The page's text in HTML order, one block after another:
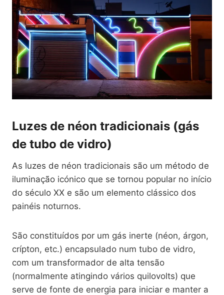
Luzes de néon tradicionais (gás
de tubo de vidro)
As luzes de néon tradicionais são um método de
iluminação icónico que se tornou popular no início
do século XX e são um elemento clássico dos
painéis noturnos.
São constituídos por um gás inerte (néon, árgon,
crípton, etc.) encapsulado num tubo de vidro,
com um transformador de alta tensão
(normalmente atingindo vários quilovolts) que
serve de fonte de energia para iniciar e manter a